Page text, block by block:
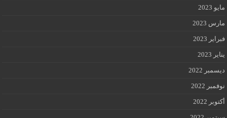
مايو 2023
مارس 2023
فبراير 2023
يناير 2023
ديسمبر 2022
نوفمبر 2022
أكتوبر 2022